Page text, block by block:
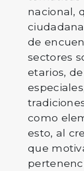
nacional,
de
sectores
etarios,
como
esto, al
que